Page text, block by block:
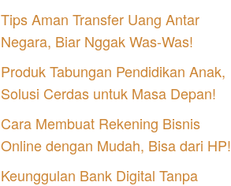
Tips Aman Transfer Uang Antar
Negara, Biar Nggak Was-Was!
Produk Tabungan Pendidikan Anak,
Solusi Cerdas untuk Masa Depan!
Cara Membuat Rekening Bisnis
Online dengan Mudah, Bisa dari HP!
Keunggulan Bank Digital Tanpa